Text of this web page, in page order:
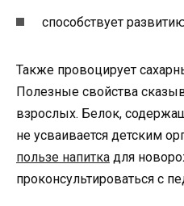
способствует
Также провоцирует
Полезные свойства
взрослых. Белок,
не усваивается детским
пользе напитка для
проконсультироваться с